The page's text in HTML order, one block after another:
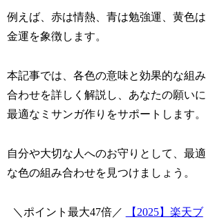
例えば、赤は情熱、青は勉強運、黄色は
金運を象徴します。
本記事では、各色の意味と効果的な組み
合わせを詳しく解説し、あなたの願いに
最適なミサンガ作りをサポートします。
自分や大切な人へのお守りとして、最適
な色の組み合わせを見つけましょう。
＼ポイント最大47倍／
【2025】楽天ブ